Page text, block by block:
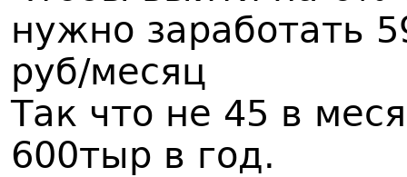
нужно заработать
руб/месяц
Так что не 45 в
600тыр в год.